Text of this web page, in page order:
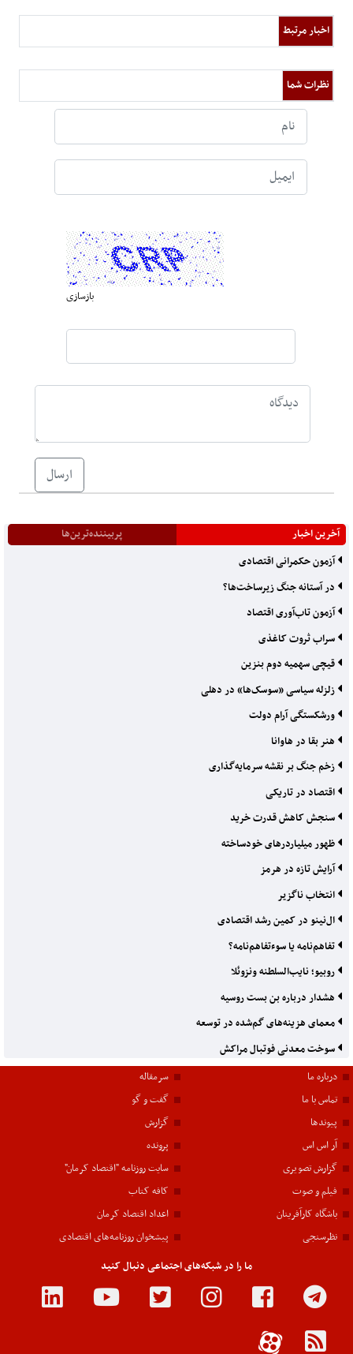
اخبار مرتبط
نظرات شما
بازسازی
ارسال
آخرین اخبار
پربیننده‌ترین‌ها
آزمون حکمرانی اقتصادی
در آستانه جنگ زیرساخت‌ها؟
آزمون تاب‌آوری اقتصاد
سراب ثروت کاغذی
قیچی سهمیه دوم بنزین
زلزله سیاسی «سوسک‌ها» در دهلی
ورشکستگی آرام دولت
هنر بقا در هاوانا
زخم جنگ بر نقشه سرمایه‌گذاری
اقتصاد در تاریکی
سنجش کاهش قدرت خرید
ظهور میلیاردرهای خودساخته
آرایش تازه در هرمز
انتخاب ناگزیر
ال‌نینو در کمین رشد اقتصادی
تفاهم‌نامه یا سوءتفاهم‌نامه؟
روبیو؛ نایب‌السلطنه ونزوئلا
هشدار درباره بن بست روسیه
معمای هزینه‌های گم‌شده در توسعه
سوخت معدنی فوتبال مراکش
درباره ما
تماس با ما
پیوندها
آر اس اس
سرمقاله
گفت و گو
گزارش
پرونده
گزارش تصویری
فیلم و صوت
باشگاه کارآفرینان
نظرسنجی
سایت روزنامه "اقتصاد کرمان"
کافه کتاب
اعداد اقتصاد کرمان
پیشخوان روزنامه‌های اقتصادی
ما را در شبکه‌های اجتماعی دنبال کنید